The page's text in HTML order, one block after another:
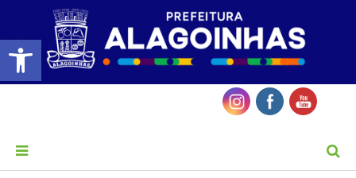
Barra de Ferramentas Aberta